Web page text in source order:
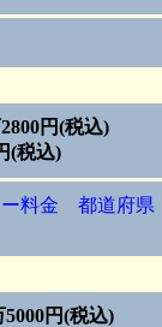
円(税込)
(税込)
ー料金 都道府県
円(税込)